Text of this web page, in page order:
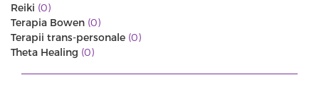
Reiki (0)
Terapia Bowen (0)
Terapii trans-personale (0)
Theta Healing (0)